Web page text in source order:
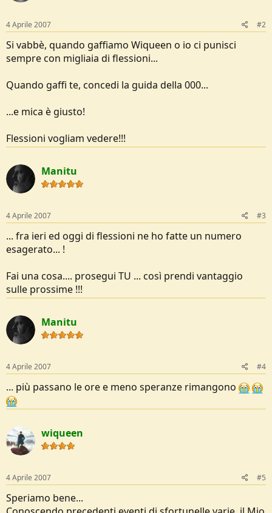
4 Aprile 2007 #2
Si vabbè, quando gaffiamo Wiqueen o io ci punisci
sempre con migliaia di flessioni...
Quando gaffi te, concedi la guida della 000...
...e mica è giusto!
Flessioni vogliam vedere!!!
Manitu
4 Aprile 2007 #3
... fra ieri ed oggi di flessioni ne ho fatte un numero
esagerato... !
Fai una cosa.... prosegui TU ... così prendi vantaggio
sulle prossime !!!
Manitu
4 Aprile 2007 #4
... più passano le ore e meno speranze rimangono
wiqueen
4 Aprile 2007 #5
Speriamo bene...